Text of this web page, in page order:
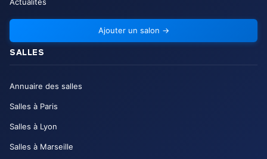
Ajouter un salon →
SALLES
Annuaire des salles
Salles à Paris
Salles à Lyon
Salles à Marseille